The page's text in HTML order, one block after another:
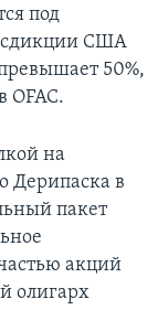
под
США
50%,
OFAC.
на
Дерипаска в
пакет
акций
олигарх